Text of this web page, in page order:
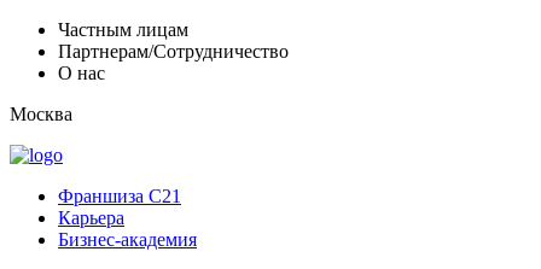
Частным лицам
Партнерам/Сотрудничество
О нас
Москва
Франшиза C21
Карьера
Бизнес-академия